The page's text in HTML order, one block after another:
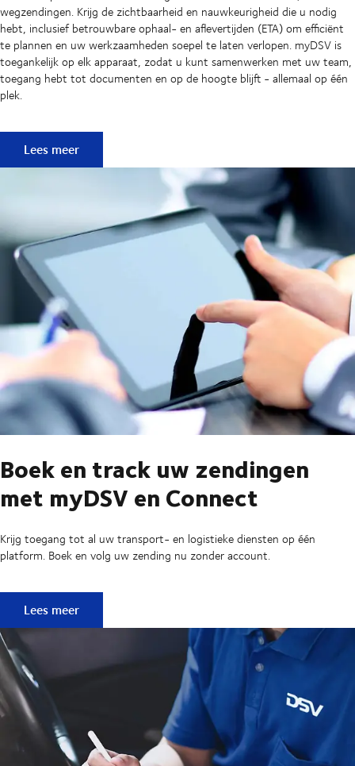
wegzendingen. Krijg de zichtbaarheid en nauwkeurigheid die u nodig
hebt, inclusief betrouwbare ophaal- en aflevertijden (ETA) om efficiënt
te plannen en uw werkzaamheden soepel te laten verlopen. myDSV is
toegankelijk op elk apparaat, zodat u kunt samenwerken met uw team,
toegang hebt tot documenten en op de hoogte blijft - allemaal op één
plek.
myDSV - verzenden gemakkelijk gemaakt
Lees meer
Boek en track uw zendingen
met myDSV en Connect
Krijg toegang tot al uw transport- en logistieke diensten op één
platform. Boek en volg uw zending nu zonder account.
Boek en track uw zendingen met myDSV en Connect
Lees meer